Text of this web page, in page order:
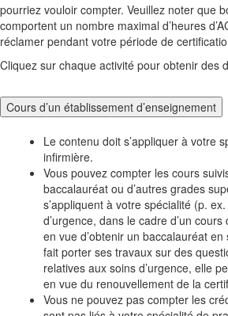
pourriez vouloir compter. Veuillez noter que
comportent un nombre maximal d’heures
réclamer pendant votre période de
Cliquez sur chaque activité pour obtenir des
Cours d’un établissement d’enseignement
Le contenu doit s’appliquer à votre
infirmière.
Vous pouvez compter les cours
baccalauréat ou d’autres grades
s’appliquent à votre spécialité (p.
d’urgence, dans le cadre d’un cours
en vue d’obtenir un baccalauréat
fait porter ses travaux sur des
relatives aux soins d’urgence, elle
en vue du renouvellement de la
Vous ne pouvez pas compter les